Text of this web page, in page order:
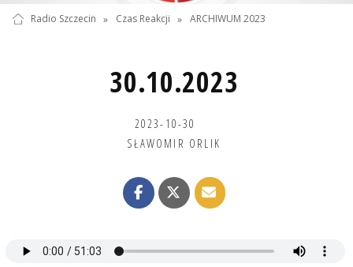
Radio Szczecin » Czas Reakcji » ARCHIWUM 2023
30.10.2023
2023-10-30
SŁAWOMIR ORLIK